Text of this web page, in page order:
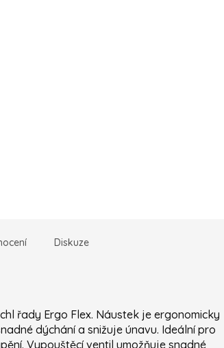
Diskuze
řady Ergo Flex. Náustek je ergonomicky
dýchání a snižuje únavu. Ideální pro
Vypouštěcí ventil umožňuje snadné